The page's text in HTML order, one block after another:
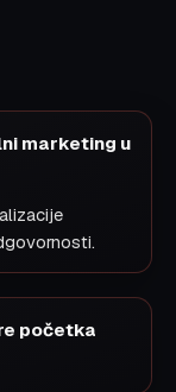
marketing u
početka